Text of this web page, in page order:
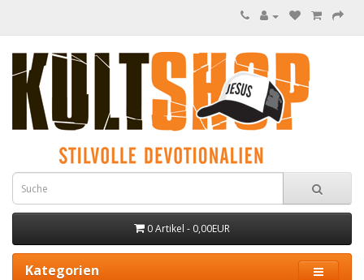
0 Artikel - 0,00EUR
Kategorien